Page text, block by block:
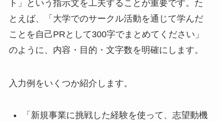
ト」という指示文を工夫することが重要です。た
とえば、「大学でのサークル活動を通じて学んだ
ことを自己PRとして300字でまとめてください」
のように、内容・目的・文字数を明確にします。
入力例をいくつか紹介します。
「新規事業に挑戦した経験を使って、志望動機